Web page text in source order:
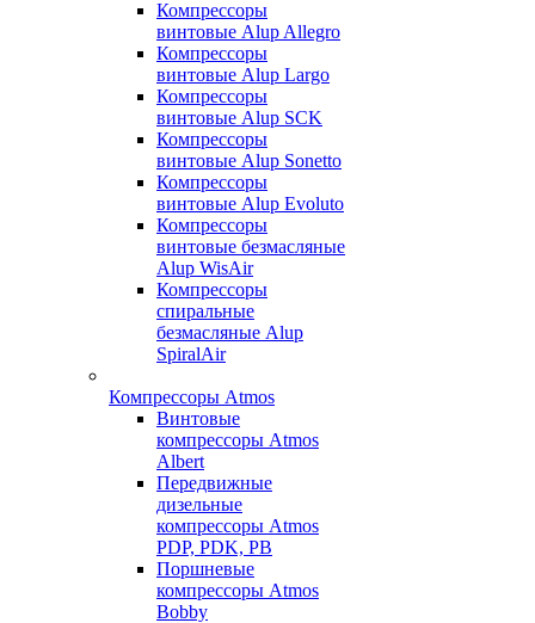
Компрессоры
винтовые Alup Allegro
Компрессоры
винтовые Alup Largo
Компрессоры
винтовые Alup SCK
Компрессоры
винтовые Alup Sonetto
Компрессоры
винтовые Alup Evoluto
Компрессоры
винтовые безмасляные
Alup WisAir
Компрессоры
спиральные
безмасляные Alup
SpiralAir
Компрессоры Atmos
Винтовые
компрессоры Atmos
Albert
Передвижные
дизельные
компрессоры Atmos
PDP, PDK, PB
Поршневые
компрессоры Atmos
Bobby